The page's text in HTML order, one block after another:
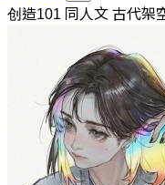
创造101 同人文 古代架